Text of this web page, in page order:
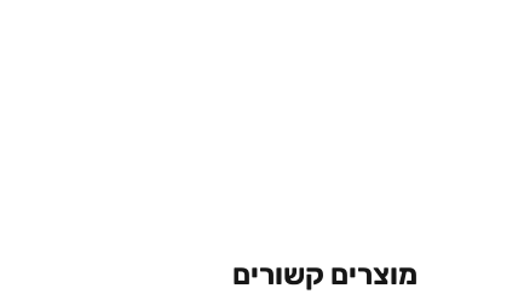
מוצרים קשורים